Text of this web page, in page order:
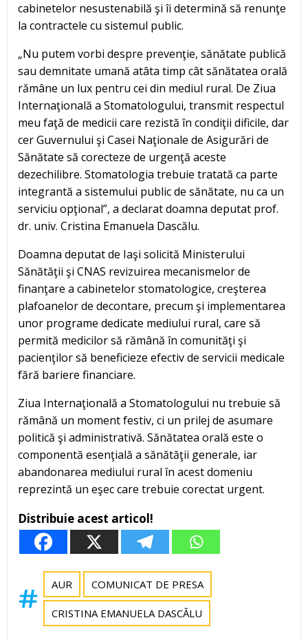
cabinetelor nesustenabilă şi îi determină să renunţe
la contractele cu sistemul public.
„Nu putem vorbi despre prevenţie, sănătate publică
sau demnitate umană atâta timp cât sănătatea orală
rămâne un lux pentru cei din mediul rural. De Ziua
Internaţională a Stomatologului, transmit respectul
meu faţă de medicii care rezistă în condiţii dificile, dar
cer Guvernului şi Casei Naţionale de Asigurări de
Sănătate să corecteze de urgenţă aceste
dezechilibre. Stomatologia trebuie tratată ca parte
integrantă a sistemului public de sănătate, nu ca un
serviciu opţional”, a declarat doamna deputat prof.
dr. univ. Cristina Emanuela Dascălu.
Doamna deputat de Iaşi solicită Ministerului
Sănătăţii şi CNAS revizuirea mecanismelor de
finanţare a cabinetelor stomatologice, creşterea
plafoanelor de decontare, precum şi implementarea
unor programe dedicate mediului rural, care să
permită medicilor să rămână în comunităţi şi
pacienţilor să beneficieze efectiv de servicii medicale
fără bariere financiare.
Ziua Internaţională a Stomatologului nu trebuie să
rămână un moment festiv, ci un prilej de asumare
politică şi administrativă. Sănătatea orală este o
componentă esenţială a sănătăţii generale, iar
abandonarea mediului rural în acest domeniu
reprezintă un eşec care trebuie corectat urgent.
Distribuie acest articol!
AUR COMUNICAT DE PRESA
CRISTINA EMANUELA DASCĂLU